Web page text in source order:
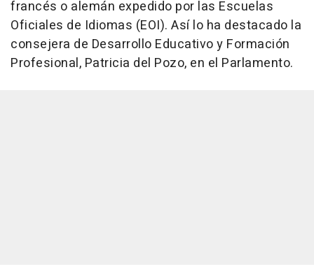
francés o alemán expedido por las Escuelas
Oficiales de Idiomas (EOI). Así lo ha destacado la
consejera de Desarrollo Educativo y Formación
Profesional, Patricia del Pozo, en el Parlamento.